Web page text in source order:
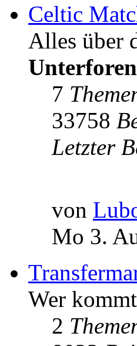
Celtic
Alles über
7
33758
Letzter
von
Mo 3.
Wer
2